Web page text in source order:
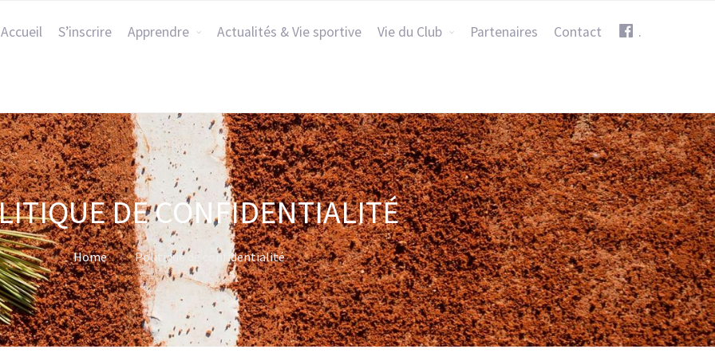
Accueil S’inscrire Apprendre Actualités & Vie sportive Vie du Club Partenaires Contact .
DE CONFIDENTIALITÉ
Home Politique de confidentialité